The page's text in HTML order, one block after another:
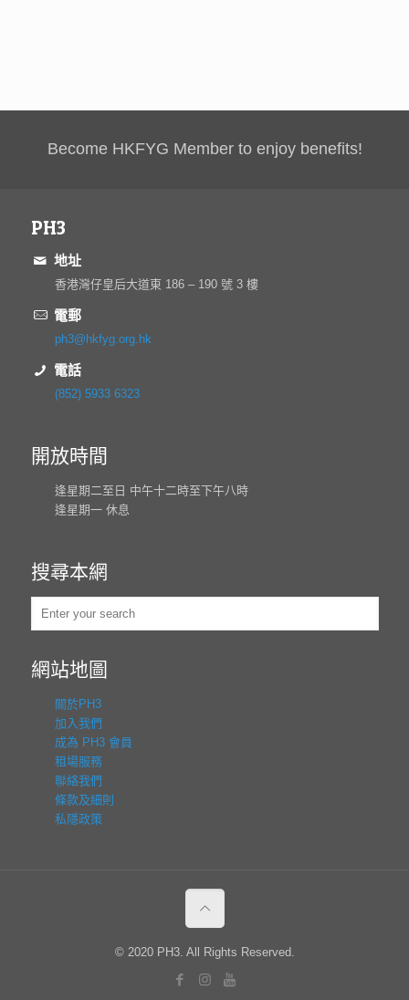
Become HKFYG Member to enjoy benefits!
PH3
地址
香港灣仔皇后大道東 186 – 190 號 3 樓
電郵
ph3@hkfyg.org.hk
電話
(852) 5933 6323
開放時間
逢星期二至日 中午十二時至下午八時
逢星期一 休息
搜尋本網
網站地圖
關於PH3
加入我們
成為 PH3 會員
租場服務
聯絡我們
條款及細則
私隱政策
© 2020 PH3. All Rights Reserved.